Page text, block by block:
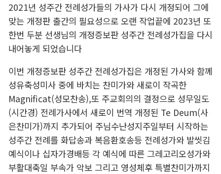
2021년 성주간 전례성가들의 가사가 다시 개정되어 그에
맞는 개정판 출간의 필요성으로 오랜 작업끝에 2023년 또
한번 두분 선생님의 개정증보판 성주간 전례성가집을 다시
내어놓게 되었습니다
이번 개정증보판 성주간 전례성가집은 개정된 가사와 함께
성유축성미사 중에 바치는 찬미가와 새로이 작곡한
Magnificat(성모찬송),또 주교회의의 결정으로 성무일도
(시간경) 전례가사에서 새로이 번역 개정된 Te Deum(사
은찬미가)까지 추가되어 주님수난성지주일부터 시작하는
성주간 전례를 화답송과 복음환호송등 전례성가와 발씻김
예식이나 십자가경배등 각 예식에 따른 그레고리오성가와
부활대축일 부속가 악보 그리고 영성체후 특별찬미가까지